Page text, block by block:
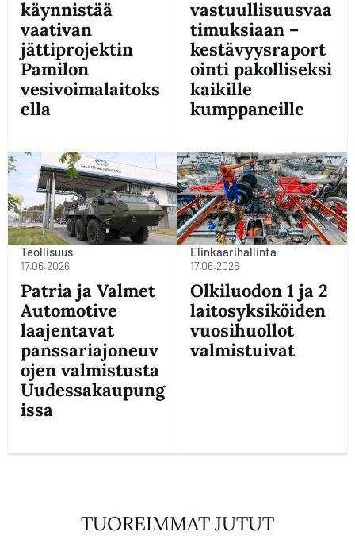
käynnistää
vaativan
jättiprojektin
Pamilon
vesivoimalaitoks
ella
vastuullisuusvaa
timuksiaan –
kestävyysraport
ointi pakolliseksi
kaikille
kumppaneille
Teollisuus
17.06.2026
Patria ja Valmet
Automotive
laajentavat
panssariajoneuv
ojen valmistusta
Uudessakaupung
issa
Elinkaarihallinta
17.06.2026
Olkiluodon 1 ja 2
laitosyksiköiden
vuosihuollot
valmistuivat
TUOREIMMAT JUTUT